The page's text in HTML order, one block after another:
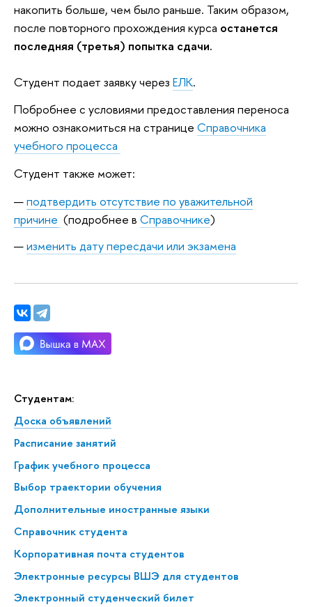
Студентам:
Доска объявлений
Расписание занятий
График учебного процесса
Выбор траектории обучения
Дополнительные иностранные языки
Справочник студента
Корпоративная почта студентов
Электронные ресурсы ВШЭ для студентов
Электронный студенческий билет
накопить больше, чем было раньше. Таким образом,
после повторного прохождения курса останется
последняя (третья) попытка сдачи.
Студент подает заявку через ЕЛК.
Побробнее с условиями предоставления переноса
можно ознакомиться на странице Справочника
учебного процесса
Студент также может:
подтвердить отсутствие по уважительной
причине (подробнее в Справочнике)
изменить дату пересдачи или экзамена